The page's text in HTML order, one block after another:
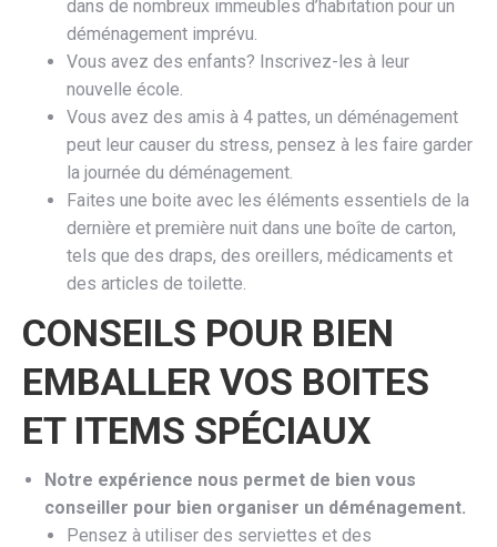
dans de nombreux immeubles d’habitation pour un
déménagement imprévu.
Vous avez des enfants? Inscrivez-les à leur
nouvelle école.
Vous avez des amis à 4 pattes, un déménagement
peut leur causer du stress, pensez à les faire garder
la journée du déménagement.
Faites une boite avec les éléments essentiels de la
dernière et première nuit dans une boîte de carton,
tels que des draps, des oreillers, médicaments et
des articles de toilette.
CONSEILS POUR BIEN
EMBALLER VOS BOITES
ET ITEMS SPÉCIAUX
Notre expérience nous permet de bien vous
conseiller pour bien organiser un déménagement.
Pensez à utiliser des serviettes et des